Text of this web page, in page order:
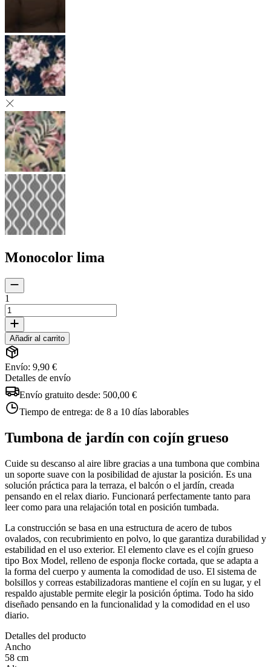
Monocolor lima
1
Añadir al carrito
Envío: 9,90 €
Detalles de envío
Envío gratuito desde: 500,00 €
Tiempo de entrega: de 8 a 10 días laborables
Tumbona de jardín con cojín grueso
Cuide su descanso al aire libre gracias a una tumbona que combina
un soporte suave con la posibilidad de ajustar la posición. Es una
solución práctica para la terraza, el balcón o el jardín, creada
pensando en el relax diario. Funcionará perfectamente tanto para
leer como para una relajación total en posición tumbada.
La construcción se basa en una estructura de acero de tubos
ovalados, con recubrimiento en polvo, lo que garantiza durabilidad y
estabilidad en el uso exterior. El elemento clave es el cojín grueso
tipo Box Model, relleno de esponja flocke cortada, que se adapta a
la forma del cuerpo y aumenta la comodidad de uso. El sistema de
bolsillos y correas estabilizadoras mantiene el cojín en su lugar, y el
respaldo ajustable permite elegir la posición óptima. Todo ha sido
diseñado pensando en la funcionalidad y la comodidad en el uso
diario.
Detalles del producto
Ancho
58 cm